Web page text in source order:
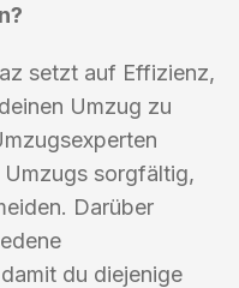
setzt auf Effizienz,
Umzug zu
sorgfältig,
Darüber
du diejenige